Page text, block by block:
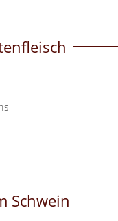
Schwein